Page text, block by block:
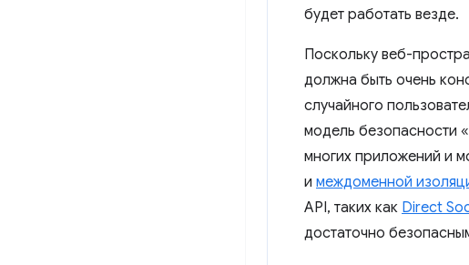
будет работать везде.
Поскольку веб-
должна быть очень
случайного
модель безопасности «
многих приложений и
и междоменной
API, таких как Direct
достаточно